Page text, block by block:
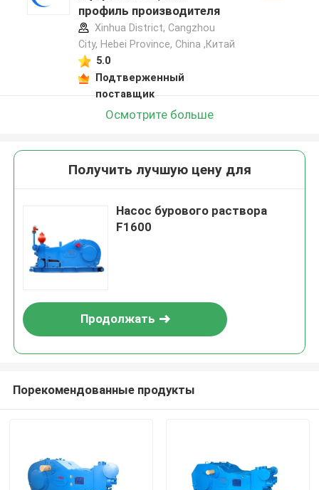
профиль производителя
Xinhua District, Cangzhou
City, Hebei Province, China ,Китай
5.0
Подтверженный
поставщик
Осмотрите больше
Получить лучшую цену для
Насос бурового раствора
F1600
Продолжать
Порекомендованные продукты